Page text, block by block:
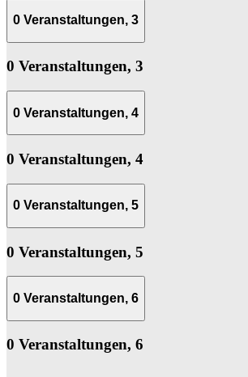
0 Veranstaltungen, 3
0 Veranstaltungen, 3
0 Veranstaltungen, 4
0 Veranstaltungen, 4
0 Veranstaltungen, 5
0 Veranstaltungen, 5
0 Veranstaltungen, 6
0 Veranstaltungen, 6